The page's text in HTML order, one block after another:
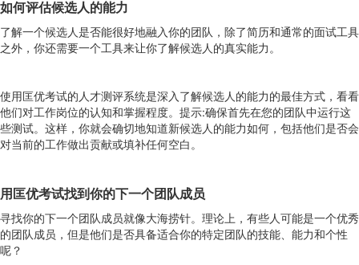
如何评估候选人的能力
了解一个候选人是否能很好地融入你的团队，除了简历和通常的面试工具
之外，你还需要一个工具来让你了解候选人的真实能力。
使用匡优考试的人才测评系统是深入了解候选人的能力的最佳方式，看看
他们对工作岗位的认知和掌握程度。提示:确保首先在您的团队中运行这
些测试。这样，你就会确切地知道新候选人的能力如何，包括他们是否会
对当前的工作做出贡献或填补任何空白。
用 匡优考试找到你的下一个团队成员
寻找你的下一个团队成员就像大海捞针。理论上，有些人可能是一个优秀
的团队成员，但是他们是否具备适合你的特定团队的技能、能力和个性
呢？